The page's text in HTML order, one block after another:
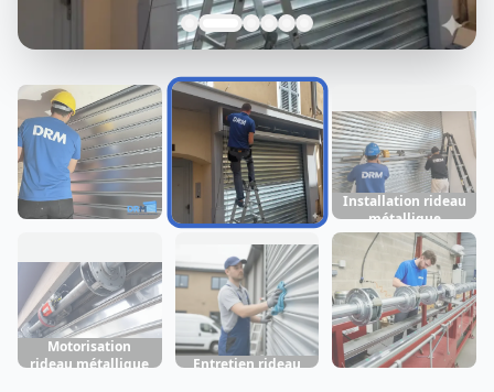
Emmerin
Réparation rideau
métallique
Emmerin
Installation rideau
métallique
Emmerin
Motorisation
rideau métallique
Entretien rideau